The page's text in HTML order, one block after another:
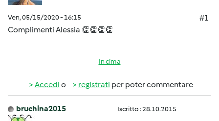
Ven, 05/15/2020 - 16:15
#1
Complimenti Alessia 👏👏👏👏
In cima
Accedi o registrati per poter commentare
bruchina2015 Iscritto : 28.10.2015